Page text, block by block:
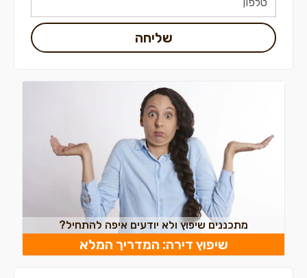
שליחה
מתכננים שיפוץ ולא יודעים איפה להתחיל?
שיפוץ דירה: המדריך המלא